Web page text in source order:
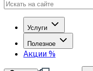
Услуги
Полезное
Акции %